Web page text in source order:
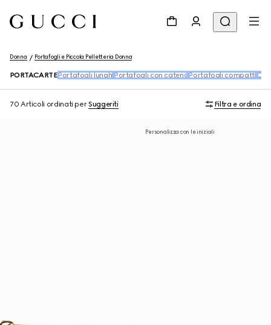
Donna Portafogli e Piccola Pelletteria Donna
PORTACARTE Portafogli lunghi Portafogli con catena Portafogli compatti
70 Articoli ordinati perSuggeriti Filtra e ordina
Personalizza con le iniziali